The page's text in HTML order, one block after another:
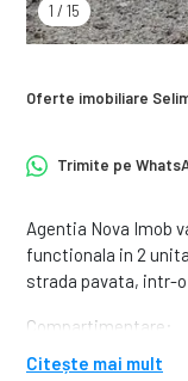
1 / 15
Oferte imobiliare
Trimite pe
Agentia Nova Imob
functionala in 2
strada pavata, intr-
Compartimentare:
Parter: hol de
Citește mai mult